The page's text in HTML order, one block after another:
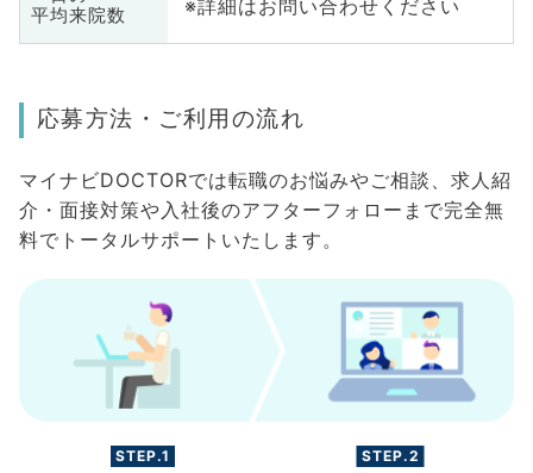
平均来院数
※詳細はお問い合わせください
応募方法・ご利用の流れ
マイナビDOCTORでは転職のお悩みやご相談、求人紹
介・面接対策や入社後のアフターフォローまで完全無
料でトータルサポートいたします。
STEP.1 STEP.2